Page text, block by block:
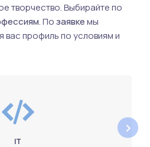
IT
›
творчество. Выбирайте по
. Позаявкемы
профиль по условиям и